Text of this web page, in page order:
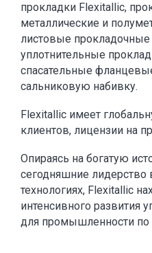
прокладки Flexitallic,
металлические и
листовые
уплотнительные
спасательные
сальниковую набивку.
Flexitallic имеет
клиентов, лицензии на
Опираясь на богатую
сегодняшние лидерство
технологиях, Flexitallic
интенсивного развития
для промышленности по